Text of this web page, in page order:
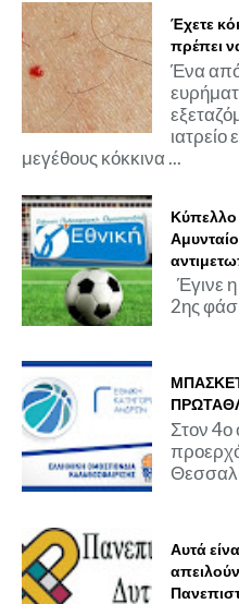
Έχετε
πρέπει
Ένα από
ιατρείο
μεγέθους κόκκινα ...
Κύπελλο
Έγινε
2ης
Στον
Αυτά